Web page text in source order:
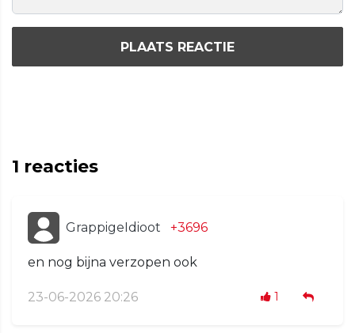
PLAATS REACTIE
1 reacties
GrappigeIdioot +3696
en nog bijna verzopen ook
23-06-2026 20:26 1